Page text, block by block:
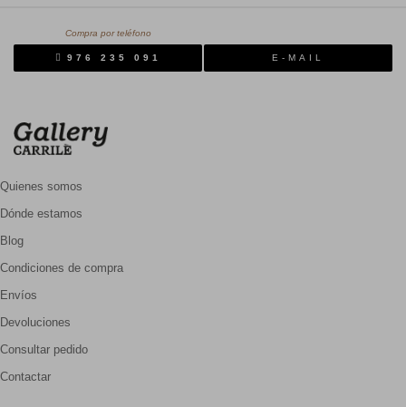
Compra por teléfono
976 235 091 E-MAIL
Quienes somos
Dónde estamos
Blog
Condiciones de compra
Envíos
Devoluciones
Consultar pedido
Contactar